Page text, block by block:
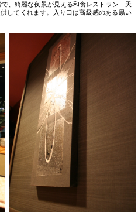
で、綺麗な夜景が見える和食レストラン 天
してくれます。入り口は高級感のある黒い